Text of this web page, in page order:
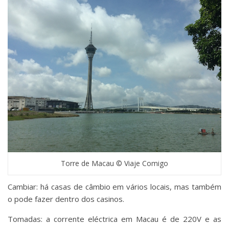
Torre de Macau © Viaje Comigo
Cambiar: há casas de câmbio em vários locais, mas também
o pode fazer dentro dos casinos.
Tomadas: a corrente eléctrica em Macau é de 220V e as